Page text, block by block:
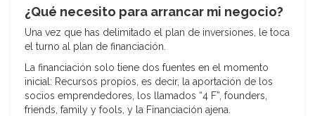
¿Qué necesito para arrancar mi negocio?
Una vez que has delimitado el plan de inversiones, le toca
el turno al plan de financiación.
La financiación solo tiene dos fuentes en el momento
inicial: Recursos propios, es decir, la aportación de los
socios emprendedores, los llamados “4 F”, founders,
friends, family y fools, y la Financiación ajena.